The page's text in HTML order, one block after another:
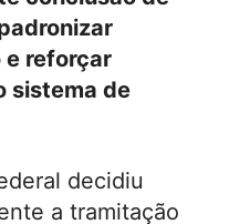
e reforçar
sistema de
decidiu
a tramitação